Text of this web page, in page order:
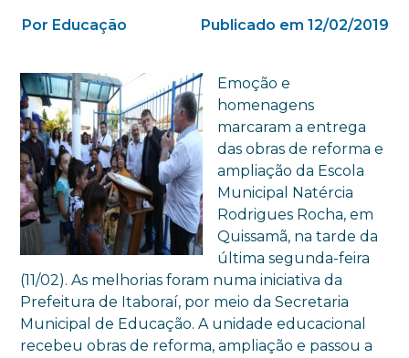
Por Educação Publicado em 12/02/2019
Emoção e
homenagens
marcaram a entrega
das obras de reforma e
ampliação da Escola
Municipal Natércia
Rodrigues Rocha, em
Quissamã, na tarde da
última segunda-feira
(11/02). As melhorias foram numa iniciativa da
Prefeitura de Itaboraí, por meio da Secretaria
Municipal de Educação. A unidade educacional
recebeu obras de reforma, ampliação e passou a